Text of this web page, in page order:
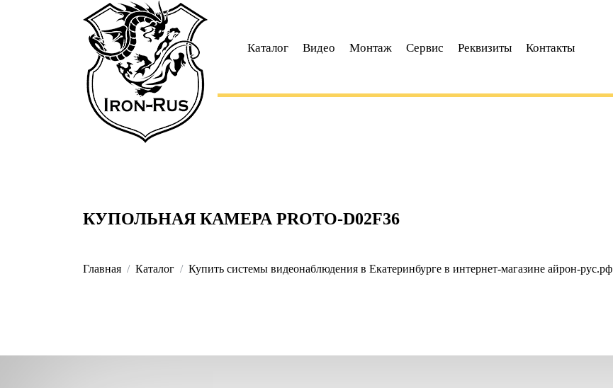
Каталог Видео Монтаж Сервис Реквизиты Контакты
КУПОЛЬНАЯ КАМЕРА PROTO-D02F36
Главная Каталог Купить системы видеонаблюдения в Екатеринбурге в интернет-магазине айрон-рус.рф